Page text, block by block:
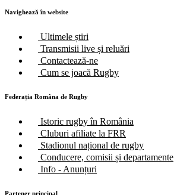
Navighează în website
Ultimele știri
Transmisii live și reluări
Contactează-ne
Cum se joacă Rugby
Federația Româna de Rugby
Istoric rugby în România
Cluburi afiliate la FRR
Stadionul național de rugby
Conducere, comisii și departamente
Info - Anunțuri
Partener principal